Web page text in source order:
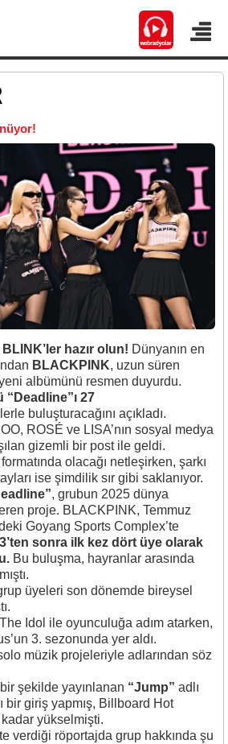
BLINK’ler hazır olun! Dünyanın en
BLACKPINK, uzun süren
albümünü resmen duyurdu.
27
buluşturacağını açıkladı.
ROSÉ ve LISA’nın sosyal medya
gizemli bir post ile geldi.
olacağı netleşirken, şarkı
ise şimdilik sır gibi saklanıyor.
, grubun 2025 dünya
proje. BLACKPINK, Temmuz
Goyang Sports Complex’te
sonra ilk kez dört üye olarak
Bu buluşma, hayranlar arasında
üyeleri son dönemde bireysel
The Idol ile oyunculuğa adım atarken,
’un 3. sezonunda yer aldı.
müzik projeleriyle adlarından söz
şekilde yayınlanan “Jump” adlı
bir giriş yapmış, Billboard Hot
yükselmişti.
verdiği röportajda grup hakkında şu